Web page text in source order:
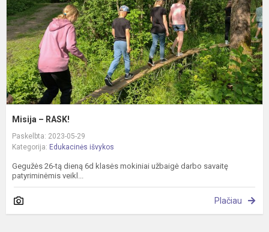
Misija – RASK!
Paskelbta: 2023-05-29
Kategorija: Edukacinės išvykos
Gegužės 26-tą dieną 6d klasės mokiniai užbaigė darbo savaitę
patyriminėmis veikl...
Plačiau